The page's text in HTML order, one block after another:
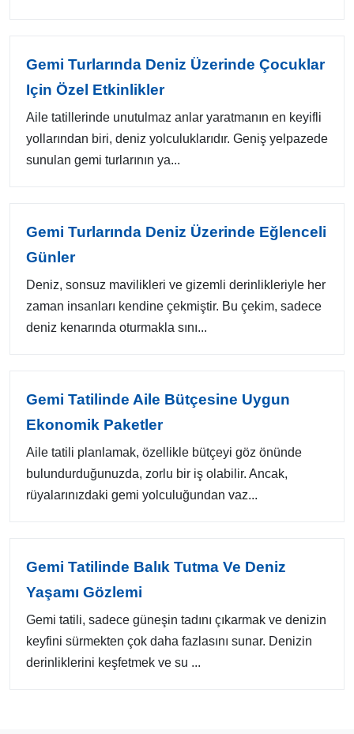
Gemi Turlarında Deniz Üzerinde Çocuklar
Için Özel Etkinlikler
Aile tatillerinde unutulmaz anlar yaratmanın en keyifli
yollarından biri, deniz yolculuklarıdır. Geniş yelpazede
sunulan gemi turlarının ya...
Gemi Turlarında Deniz Üzerinde Eğlenceli
Günler
Deniz, sonsuz mavilikleri ve gizemli derinlikleriyle her
zaman insanları kendine çekmiştir. Bu çekim, sadece
deniz kenarında oturmakla sını...
Gemi Tatilinde Aile Bütçesine Uygun
Ekonomik Paketler
Aile tatili planlamak, özellikle bütçeyi göz önünde
bulundurduğunuzda, zorlu bir iş olabilir. Ancak,
rüyalarınızdaki gemi yolculuğundan vaz...
Gemi Tatilinde Balık Tutma Ve Deniz
Yaşamı Gözlemi
Gemi tatili, sadece güneşin tadını çıkarmak ve denizin
keyfini sürmekten çok daha fazlasını sunar. Denizin
derinliklerini keşfetmek ve su ...